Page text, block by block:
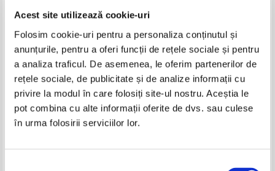
Acest site utilizează cookie-uri
Folosim cookie-uri pentru a personaliza conținutul și
anunțurile, pentru a oferi funcții de rețele sociale și pentru
a analiza traficul. De asemenea, le oferim partenerilor de
rețele sociale, de publicitate și de analize informații cu
privire la modul în care folosiți site-ul nostru. Aceștia le
pot combina cu alte informații oferite de dvs. sau culese
în urma folosirii serviciilor lor.
Le Monde Thrace. Actes du IIe
Congres International de
Thracologie. Volume selectif
Pret: 80,00Lei 32,00 Lei
Adaugă în coș
Andre Miquel - Islamul si
civilizatia sa (2 volume)
Pret:48,00 Lei
Adaugă în coș